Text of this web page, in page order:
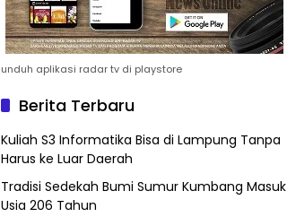
unduh aplikasi radar tv di playstore
Berita Terbaru
Kuliah S3 Informatika Bisa di Lampung Tanpa
Harus ke Luar Daerah
Tradisi Sedekah Bumi Sumur Kumbang Masuk
Usia 206 Tahun